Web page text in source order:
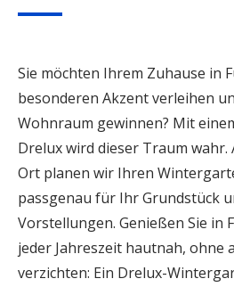
Sie möchten Ihrem Zuhause in
besonderen Akzent verleihen
Wohnraum gewinnen? Mit
Drelux wird dieser Traum wahr.
Ort planen wir Ihren
passgenau für Ihr Grundstück
Vorstellungen. Genießen Sie in
jeder Jahreszeit hautnah, ohne
verzichten: Ein Drelux-